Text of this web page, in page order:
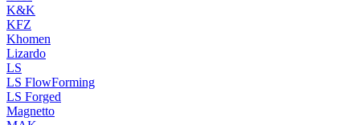
K&K
KFZ
Khomen
Lizardo
LS
LS FlowForming
LS Forged
Magnetto